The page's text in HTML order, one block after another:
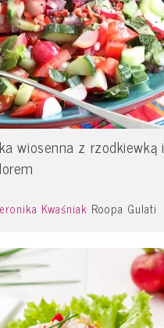
wiosenna z rzodkiewką i
Kwaśniak Roopa Gulati